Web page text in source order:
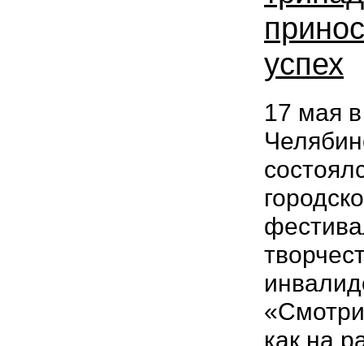
успех
17 мая в
как на